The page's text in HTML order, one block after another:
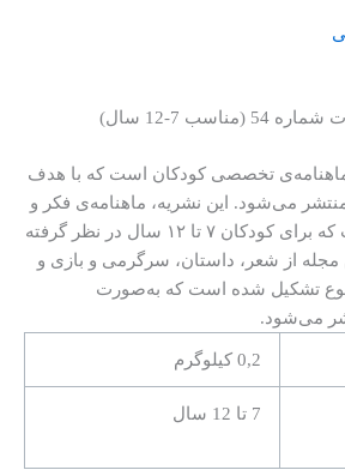
7-12 سال)
ماهنامه‌ی تخصصی کودکان است که با هدف
می‌شود. این نشریه، ماهنامه‌ی فکر و
بازی، شعر و قصه است که برای کودکان ۷ تا ۱۲ سال در نظر گرفته
از شعر، داستان، سرگرمی و بازی و
تشکیل شده است که به‌صورت
می‌شود.
0,2 کیلوگرم
7 تا 12 سال